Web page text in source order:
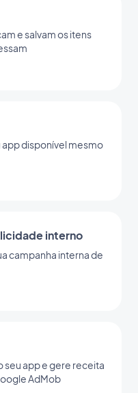
e salvam os itens
disponível mesmo
interno
campanha interna de
seu app e gere receita
AdMob